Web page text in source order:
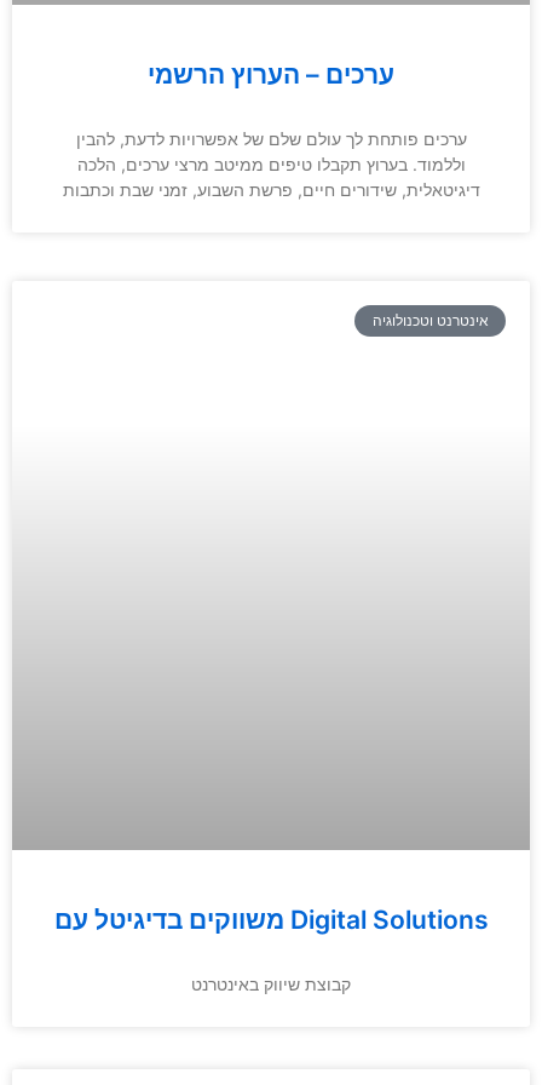
ערכים – הערוץ הרשמי
ערכים פותחת לך עולם שלם של אפשרויות לדעת, להבין
וללמוד. בערוץ תקבלו טיפים ממיטב מרצי ערכים, הלכה
דיגיטאלית, שידורים חיים, פרשת השבוע, זמני שבת וכתבות
אינטרנט וטכנולוגיה
משווקים בדיגיטל עם Digital Solutions
קבוצת שיווק באינטרנט